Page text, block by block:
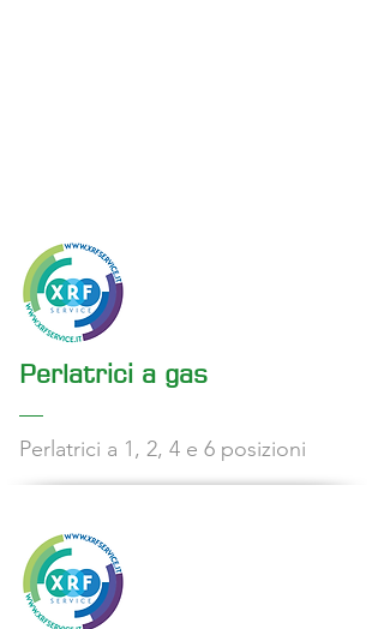
Perlatrici a gas
Perlatrici a 1, 2, 4 e 6 posizioni